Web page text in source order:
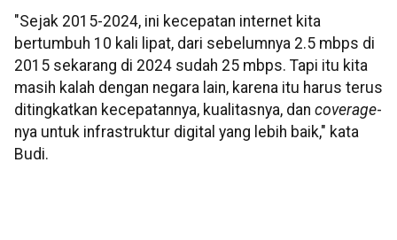
"Sejak 2015-2024, ini kecepatan internet kita
bertumbuh 10 kali lipat, dari sebelumnya 2.5 mbps di
2015 sekarang di 2024 sudah 25 mbps. Tapi itu kita
masih kalah dengan negara lain, karena itu harus terus
ditingkatkan kecepatannya, kualitasnya, dan coverage-
nya untuk infrastruktur digital yang lebih baik," kata
Budi.